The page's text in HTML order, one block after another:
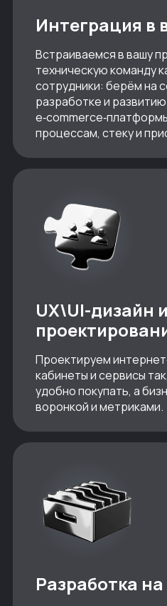
Интеграция в
Встраиваемся в вашу
техническую команду
сотрудники: берём на
разработке и развитию
процессам, стеку и
UX\UI-дизайн и
Проектируем
кабинеты и сервисы
удобно покупать, а
воронкой и метриками.
Разработка